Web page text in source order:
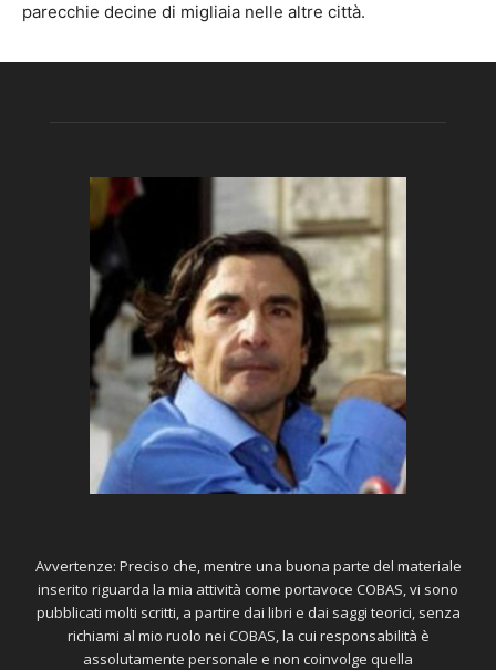
parecchie decine di migliaia nelle altre città.
Avvertenze: Preciso che, mentre una buona parte del materiale
inserito riguarda la mia attività come portavoce COBAS, vi sono
pubblicati molti scritti, a partire dai libri e dai saggi teorici, senza
richiami al mio ruolo nei COBAS, la cui responsabilità è
assolutamente personale e non coinvolge quella